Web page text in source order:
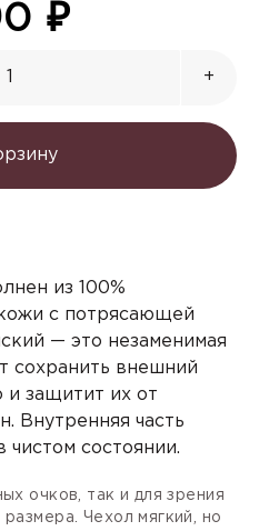
₽
+
из 100%
с потрясающей
— это незаменимая
сохранить внешний
и защитит их от
Внутренняя часть
состоянии.
очков, так и для зрения
Чехол мягкий, но